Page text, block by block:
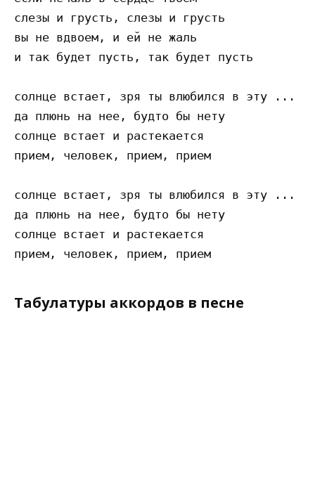
слезы и грусть, слезы и грусть
вы не вдвоем, и ей не жаль
и так будет пусть, так будет пусть
солнце встает, зря ты влюбился в эту ...
да плюнь на нее, будто бы нету
солнце встает и растекается
прием, человек, прием, прием
солнце встает, зря ты влюбился в эту ...
да плюнь на нее, будто бы нету
солнце встает и растекается
Табулатуры аккордов в песне